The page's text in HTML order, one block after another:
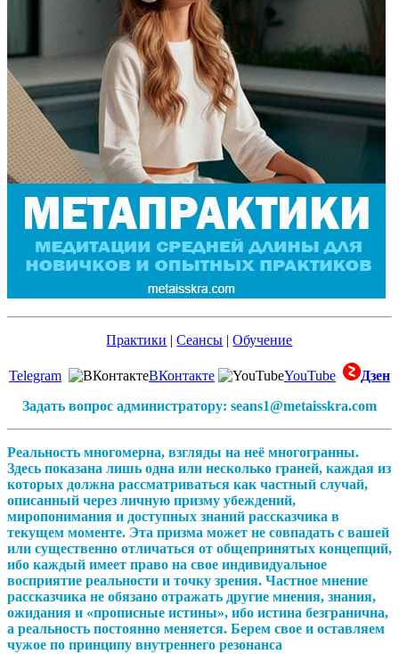
Практики |Сеансы |Обучение
Telegram ВКонтакте YouTube
Дзен
Задать вопрос администратору: seans1@metaisskra.com
Реальность многомерна, взгляды на неё многогранны.
Здесь показана лишь одна или несколько граней, каждая из
которых должна рассматриваться как частный случай,
описанный через личную призму убеждений,
миропонимания и доступных знаний рассказчика в
текущем моменте. Эта призма может не совпадать с вашей
или существенно отличаться от общепринятых концепций,
ибо каждый имеет право на свое индивидуальное
восприятие реальности и точку зрения. Частное мнение
рассказчика не обязано отражать другие мнения, знания,
ожидания и «прописные истины», ибо истина безгранична,
а реальность постоянно меняется. Берем свое и оставляем
чужое по принципу внутреннего резонанса